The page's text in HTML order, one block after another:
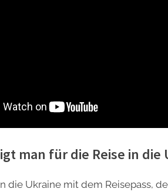
man für die Reise in die
die Ukraine mit dem Reisepass,